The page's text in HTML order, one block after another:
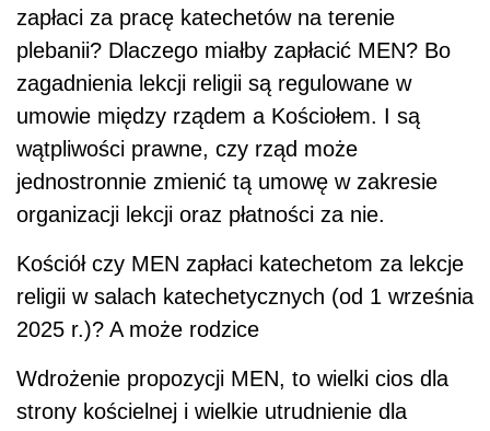
zapłaci za pracę katechetów na terenie
plebanii? Dlaczego miałby zapłacić MEN? Bo
zagadnienia lekcji religii są regulowane w
umowie między rządem a Kościołem. I są
wątpliwości prawne, czy rząd może
jednostronnie zmienić tą umowę w zakresie
organizacji lekcji oraz płatności za nie.
Kościół czy MEN zapłaci katechetom za lekcje
religii w salach katechetycznych (od 1 września
2025 r.)? A może rodzice
Wdrożenie propozycji MEN, to wielki cios dla
strony kościelnej i wielkie utrudnienie dla